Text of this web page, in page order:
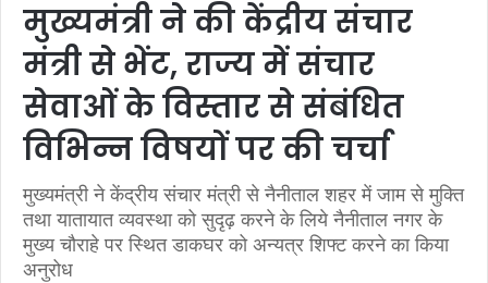
मुख्यमंत्री ने की केंद्रीय संचार
मंत्री से भेंट, राज्य में संचार
सेवाओं के विस्तार से संबंधित
विभिन्न विषयों पर की चर्चा
मुख्यमंत्री ने केंद्रीय संचार मंत्री से नैनीताल शहर में जाम से मुक्ति
तथा यातायात व्यवस्था को सुदृढ़ करने के लिये नैनीताल नगर के
मुख्य चौराहे पर स्थित डाकघर को अन्यत्र शिफ्ट करने का किया
अनुरोध